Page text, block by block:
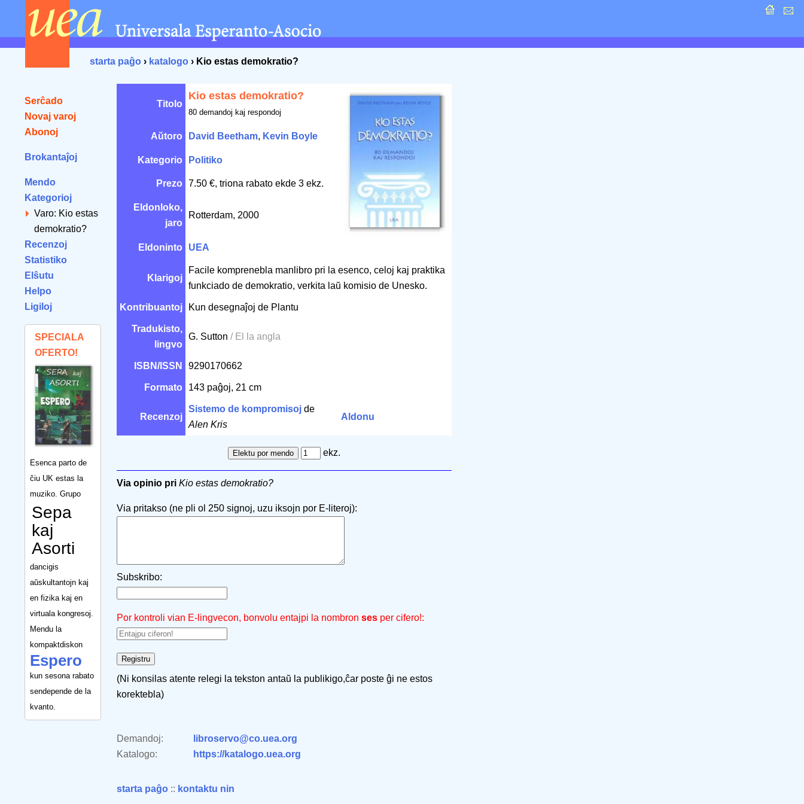
starta paĝo › katalogo › Kio estas demokratio?
Serĉado
Novaj varoj
Abonoj
Brokantaĵoj
Mendo
Kategorioj
Varo: Kio estas
demokratio?
Recenzoj
Statistiko
Elŝutu
Helpo
Ligiloj
SPECIALA
OFERTO!
Esenca parto de
ĉiu UK estas la
muziko. Grupo
Sepa
kaj
Asorti
dancigis
aŭskultantojn kaj
en fizika kaj en
virtuala kongresoj.
Mendu la
kompaktdiskon
Espero
kun sesona rabato
sendepende de la
kvanto.
Titolo
Kio estas demokratio?
80 demandoj kaj respondoj
Aŭtoro David Beetham, Kevin Boyle
Kategorio Politiko
Prezo 7.50 €, triona rabato ekde 3 ekz.
Eldonloko,
jaro
Rotterdam, 2000
Eldoninto UEA
Klarigoj
Facile komprenebla manlibro pri la esenco, celoj kaj praktika
funkciado de demokratio, verkita laŭ komisio de Unesko.
Kontribuantoj Kun desegnaĵoj de Plantu
Tradukisto,
lingvo
G. Sutton / El la angla
ISBN/ISSN 9290170662
Formato 143 paĝoj, 21 cm
Recenzoj
Sistemo de kompromisoj de
Alen Kris
Aldonu
ekz.
Via opinio pri Kio estas demokratio?
Via pritakso (ne pli ol 250 signoj, uzu iksojn por E-literoj):
Subskribo:
Por kontroli vian E-lingvecon, bonvolu entajpi la nombron ses per cifero!:
(Ni konsilas atente relegi la tekston antaŭ la publikigo,ĉar poste ĝi ne estos
korektebla)
Demandoj:
libroservo@co.uea.org
Katalogo:
https://katalogo.uea.org
starta paĝo :: kontaktu nin